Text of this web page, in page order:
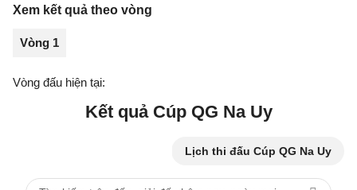
Xem kết quả theo vòng
Vòng 1
Vòng đấu hiện tại:
Kết quả Cúp QG Na Uy
Lịch thi đấu Cúp QG Na Uy